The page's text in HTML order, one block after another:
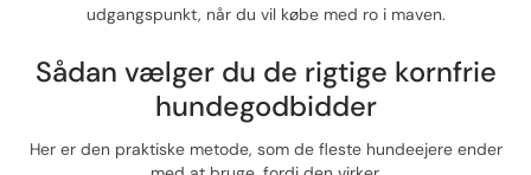
udgangspunkt, når du vil købe med ro i maven.
Sådan vælger du de rigtige kornfrie
hundegodbidder
Her er den praktiske metode, som de fleste hundeejere ender